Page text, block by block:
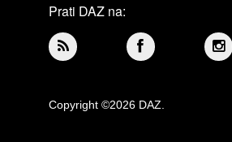
Prati DAZ na:
Copyright ©2026 DAZ.